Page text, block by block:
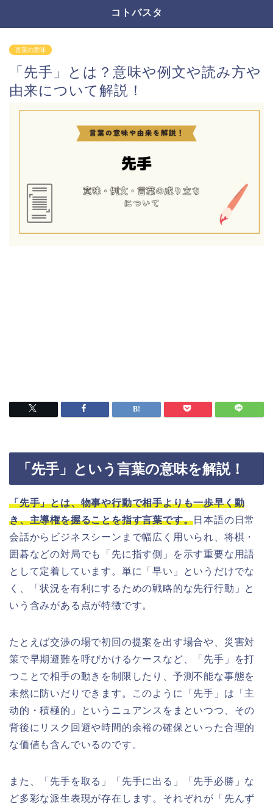
コトバスタ
言葉の意味
「先手」とは？意味や例文や読み方や
由来について解説！
「先手」という言葉の意味を解説！
「先手」とは、物事や行動で相手よりも一歩早く動
き、主導権を握ることを指す言葉です。日本語の日常
会話からビジネスシーンまで幅広く用いられ、将棋・
囲碁などの対局でも「先に指す側」を示す重要な用語
として定着しています。単に「早い」というだけでな
く、「状況を有利にするための戦略的な先行行動」と
いう含みがある点が特徴です。
たとえば交渉の場で初回の提案を出す場合や、災害対
策で早期避難を呼びかけるケースなど、「先手」を打
つことで相手の動きを制限したり、予測不能な事態を
未然に防いだりできます。このように「先手」は「主
动的・積極的」というニュアンスをまといつつ、その
背後にリスク回避や時間的余裕の確保といった合理的
な価値も含んでいるのです。
また、「先手を取る」「先手に出る」「先手必勝」な
ど多彩な派生表現が存在します。それぞれが「先んず